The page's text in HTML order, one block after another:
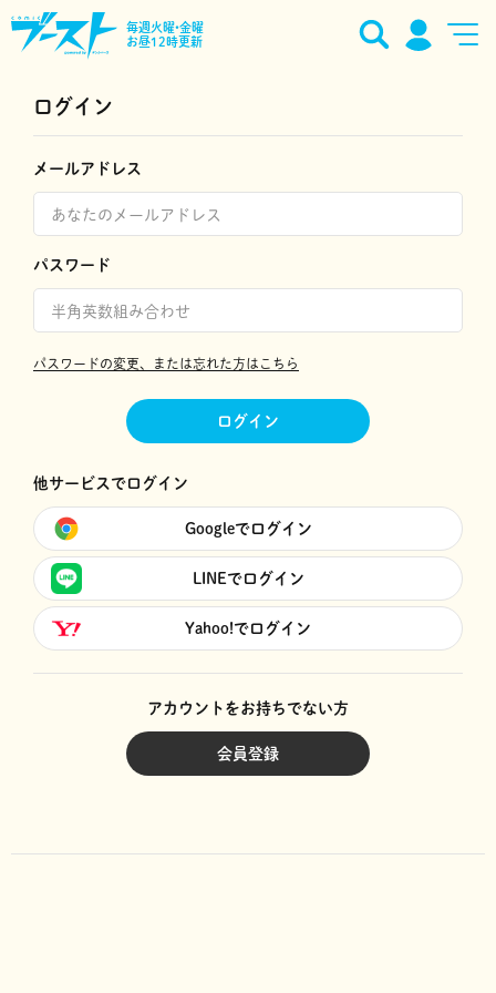
毎週火曜•金曜
お昼12時更新
ログイン
メールアドレス
パスワード
パスワードの変更、または忘れた方はこちら
ログイン
他サービスでログイン
Googleでログイン
LINEでログイン
Yahoo!でログイン
アカウントをお持ちでない方
会員登録